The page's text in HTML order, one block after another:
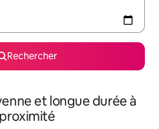
Rechercher
et longue durée à
proximité